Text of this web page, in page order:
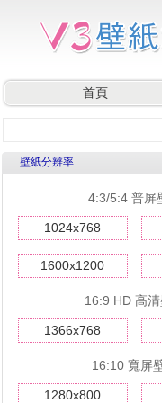
首頁
壁紙分辨率
4:3/5:4 普屏
1024x768
1600x1200
16:9 HD 高
1366x768
16:10 寬屏
1280x800